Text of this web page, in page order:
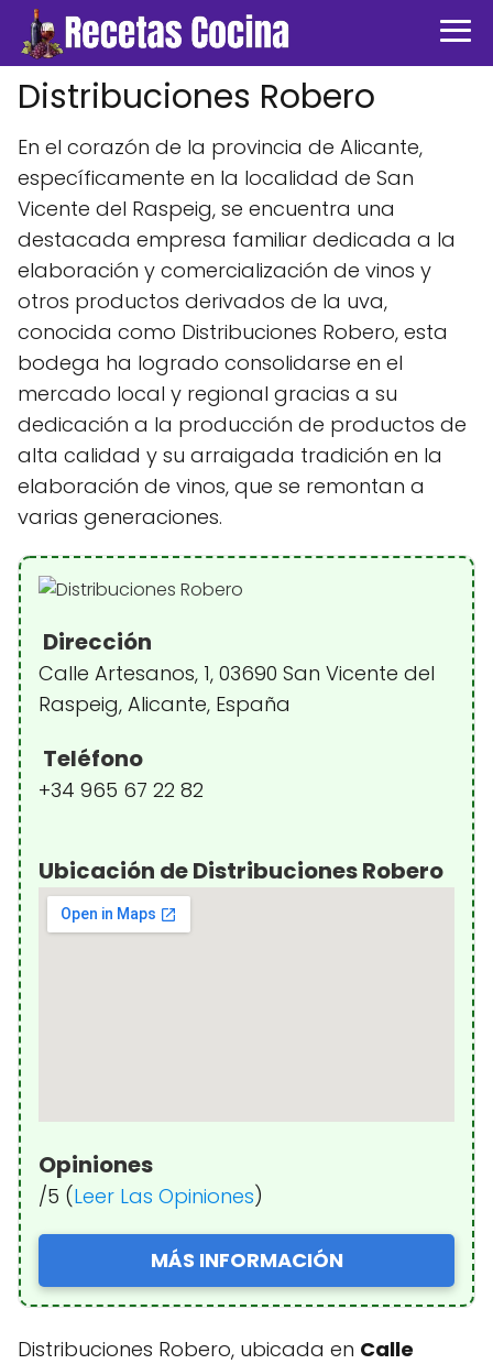
Distribuciones Robero
En el corazón de la provincia de Alicante,
específicamente en la localidad de San
Vicente del Raspeig, se encuentra una
destacada empresa familiar dedicada a la
elaboración y comercialización de vinos y
otros productos derivados de la uva,
conocida como Distribuciones Robero, esta
bodega ha logrado consolidarse en el
mercado local y regional gracias a su
dedicación a la producción de productos de
alta calidad y su arraigada tradición en la
elaboración de vinos, que se remontan a
varias generaciones.
Dirección
Calle Artesanos, 1, 03690 San Vicente del
Raspeig, Alicante, España
Teléfono
+34 965 67 22 82
Ubicación de Distribuciones Robero
Opiniones
/5 (Leer Las Opiniones)
MÁS INFORMACIÓN
Distribuciones Robero, ubicada en Calle